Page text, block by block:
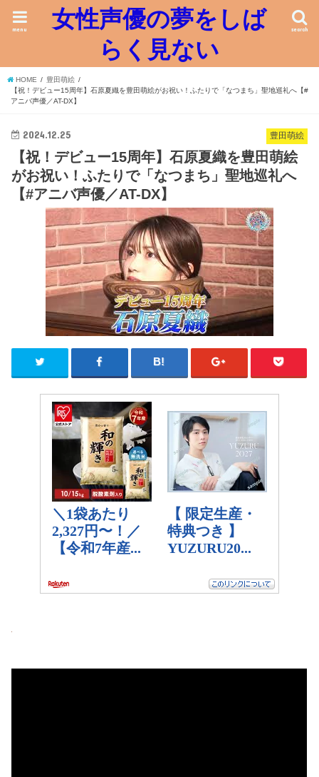
女性声優の夢をしば
らく見ない
search
menu
HOME
豊田萌絵
【祝！デビュー15周年】石原夏織を豊田萌絵がお祝い！ふたりで「なつまち」聖地巡礼へ【#
アニバ声優／AT-DX】
豊田萌絵
2024.12.25
【祝！デビュー15周年】石原夏織を豊田萌絵
がお祝い！ふたりで「なつまち」聖地巡礼へ
【#アニバ声優／AT-DX】